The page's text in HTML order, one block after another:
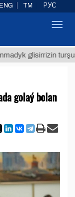
glisirrizin turşusy (t.)
golaý bolan
ENG TM РУС